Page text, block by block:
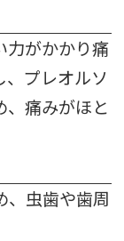
力がかかり痛
プレオルソ
、痛みがほと
、虫歯や歯周